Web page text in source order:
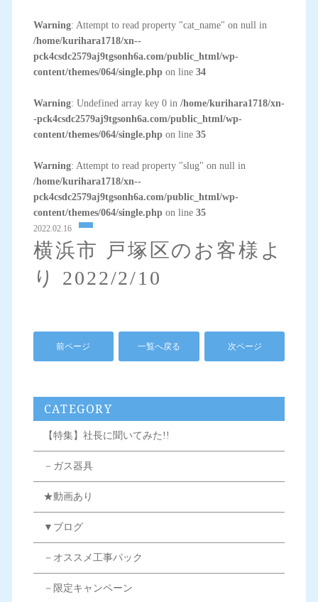
Warning: Attempt to read property "cat_name" on null in
/home/kurihara1718/xn--
pck4csdc2579aj9tgsonh6a.com/public_html/wp-
content/themes/064/single.phpon line 34
Warning: Undefined array key 0 in /home/kurihara1718/xn-
-pck4csdc2579aj9tgsonh6a.com/public_html/wp-
content/themes/064/single.phpon line 35
Warning: Attempt to read property "slug" on null in
/home/kurihara1718/xn--
pck4csdc2579aj9tgsonh6a.com/public_html/wp-
content/themes/064/single.phpon line 35
2022.02.16
横浜市 戸塚区のお客様よ
り 2022/2/10
前ページ 一覧へ戻る 次ページ
CATEGORY
【特集】社長に聞いてみた!!
－ガス器具
★動画あり
▼ブログ
－オススメ工事パック
－限定キャンペーン